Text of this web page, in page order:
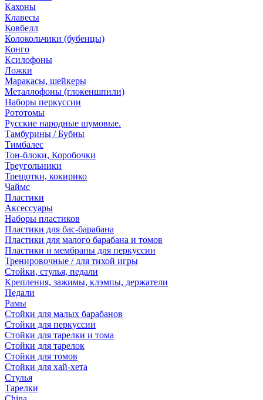
Кахоны
Клавесы
Ковбелл
Колокольчики (бубенцы)
Конго
Ксилофоны
Ложки
Маракасы, шейкеры
Металлофоны (глокеншпили)
Наборы перкуссии
Рототомы
Русские народные шумовые.
Тамбурины / Бубны
Тимбалес
Тон-блоки, Коробочки
Треугольники
Трещотки, кокирико
Чаймс
Пластики
Аксессуары
Наборы пластиков
Пластики для бас-барабана
Пластики для малого барабана и томов
Пластики и мембраны для перкуссии
Тренировочные / для тихой игры
Стойки, стулья, педали
Крепления, зажимы, клэмпы, держатели
Педали
Рамы
Стойки для малых барабанов
Стойки для перкуссии
Стойки для тарелки и тома
Стойки для тарелок
Стойки для томов
Стойки для хай-хета
Стулья
Тарелки